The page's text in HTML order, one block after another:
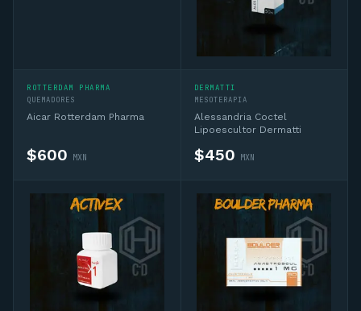
ROTTERDAM PHARMA
QUEMADORES
Aicar Rotterdam Pharma
$600 MXN
DERMATTI
MESOTERAPIA
Alessandria Coctel
Lipoescultor Dermatti
$450 MXN